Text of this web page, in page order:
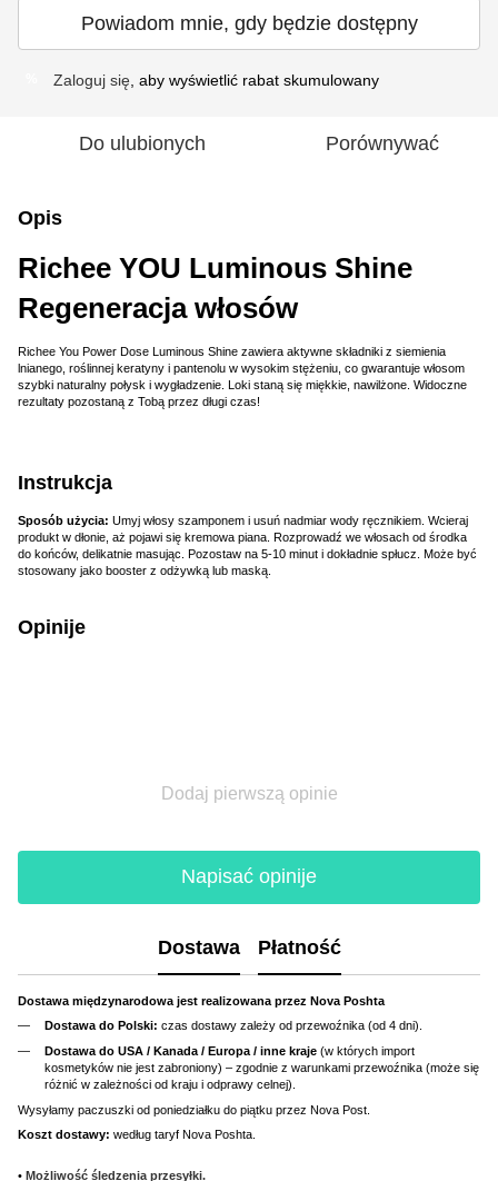
Powiadom mnie, gdy będzie dostępny
Zaloguj się , aby wyświetlić rabat skumulowany
Do ulubionych Porównywać
Opis
Richee YOU Luminous Shine
Regeneracja włosów
Richee You Power Dose Luminous Shine zawiera aktywne składniki z siemienia
lnianego, roślinnej keratyny i pantenolu w wysokim stężeniu, co gwarantuje włosom
szybki naturalny połysk i wygładzenie. Loki staną się miękkie, nawilżone. Widoczne
rezultaty pozostaną z Tobą przez długi czas!
Instrukcja
Sposób użycia: Umyj włosy szamponem i usuń nadmiar wody ręcznikiem. Wcieraj
produkt w dłonie, aż pojawi się kremowa piana. Rozprowadź we włosach od środka
do końców, delikatnie masując. Pozostaw na 5-10 minut i dokładnie spłucz. Może być
stosowany jako booster z odżywką lub maską.
Opinije
Dodaj pierwszą opinie
Napisać opinije
Dostawa Płatność
Dostawa międzynarodowa jest realizowana przez Nova Poshta
Dostawa do Polski: czas dostawy zależy od przewoźnika (od 4 dni).
Dostawa do USA / Kanada / Europa / inne kraje (w których import
kosmetyków nie jest zabroniony) – zgodnie z warunkami przewoźnika (może się
różnić w zależności od kraju i odprawy celnej).
Wysyłamy paczuszki od poniedziałku do piątku przez Nova Post.
Koszt dostawy: według taryf Nova Poshta.
• Możliwość śledzenia przesyłki.